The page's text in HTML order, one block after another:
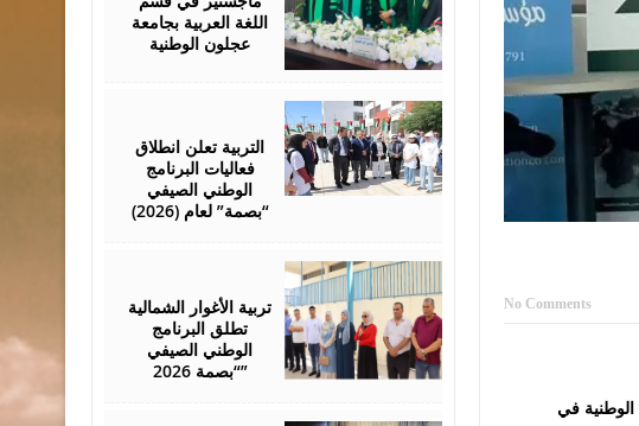
No Comments
اللغة العربية بجامعة
عجلون الوطنية
التربية تعلن انطلاق
فعاليات البرنامج
الوطني الصيفي
“بصمة” لعام (2026)
تربية الأغوار الشمالية
تطلق البرنامج
الوطني الصيفي
“بصمة 2026”
2026